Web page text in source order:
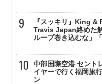
『スッキリ』King &
Travis Japan絡めた
ループ巻き込むな」
中部国際空港 セント
イヤーで行く福岡旅
ン